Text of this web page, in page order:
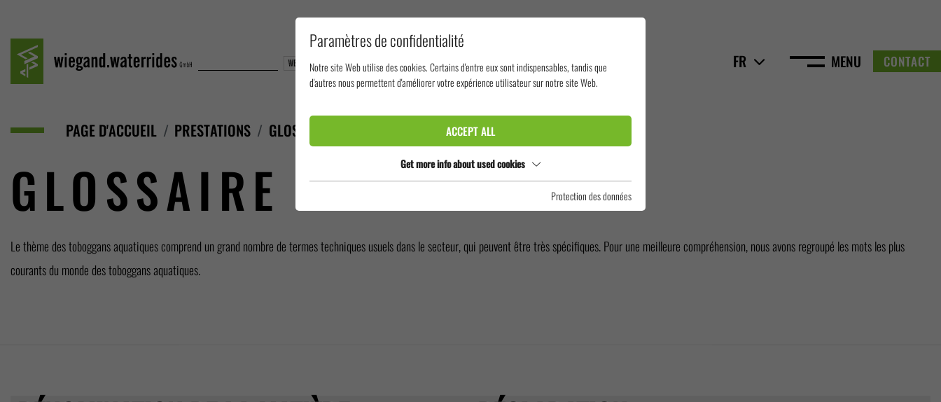
FR MENU CONTACT
PAGE D'ACCUEIL PRESTATIONS GLOSSAIRE
GLOSSAIRE
Le thème des toboggans aquatiques comprend un grand nombre de termes techniques usuels dans le secteur, qui peuvent être très spécifiques. Pour une meilleure compréhension, nous avons regroupé les mots les plus
courants du monde des toboggans aquatiques.
Paramètres de confidentialité
Notre site Web utilise des cookies. Certains d'entre eux sont indispensables, tandis que
d'autres nous permettent d'améliorer votre expérience utilisateur sur notre site Web.
ACCEPT ALL
Get more info about used cookies
Protection des données